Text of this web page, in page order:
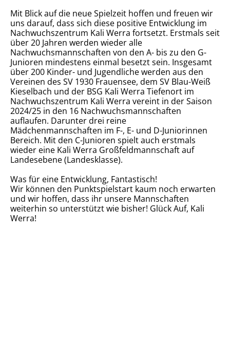
Mit Blick auf die neue Spielzeit hoffen und freuen wir
uns darauf, dass sich diese positive Entwicklung im
Nachwuchszentrum Kali Werra fortsetzt. Erstmals seit
über 20 Jahren werden wieder alle
Nachwuchsmannschaften von den A- bis zu den G-
Junioren mindestens einmal besetzt sein. Insgesamt
über 200 Kinder- und Jugendliche werden aus den
Vereinen des SV 1930 Frauensee, dem SV Blau-Weiß
Kieselbach und der BSG Kali Werra Tiefenort im
Nachwuchszentrum Kali Werra vereint in der Saison
2024/25 in den 16 Nachwuchsmannschaften
auflaufen. Darunter drei reine
Mädchenmannschaften im F-, E- und D-Juniorinnen
Bereich. Mit den C-Junioren spielt auch erstmals
wieder eine Kali Werra Großfeldmannschaft auf
Landesebene (Landesklasse).
Was für eine Entwicklung, Fantastisch!
Wir können den Punktspielstart kaum noch erwarten
und wir hoffen, dass ihr unsere Mannschaften
weiterhin so unterstützt wie bisher! Glück Auf, Kali
Werra!